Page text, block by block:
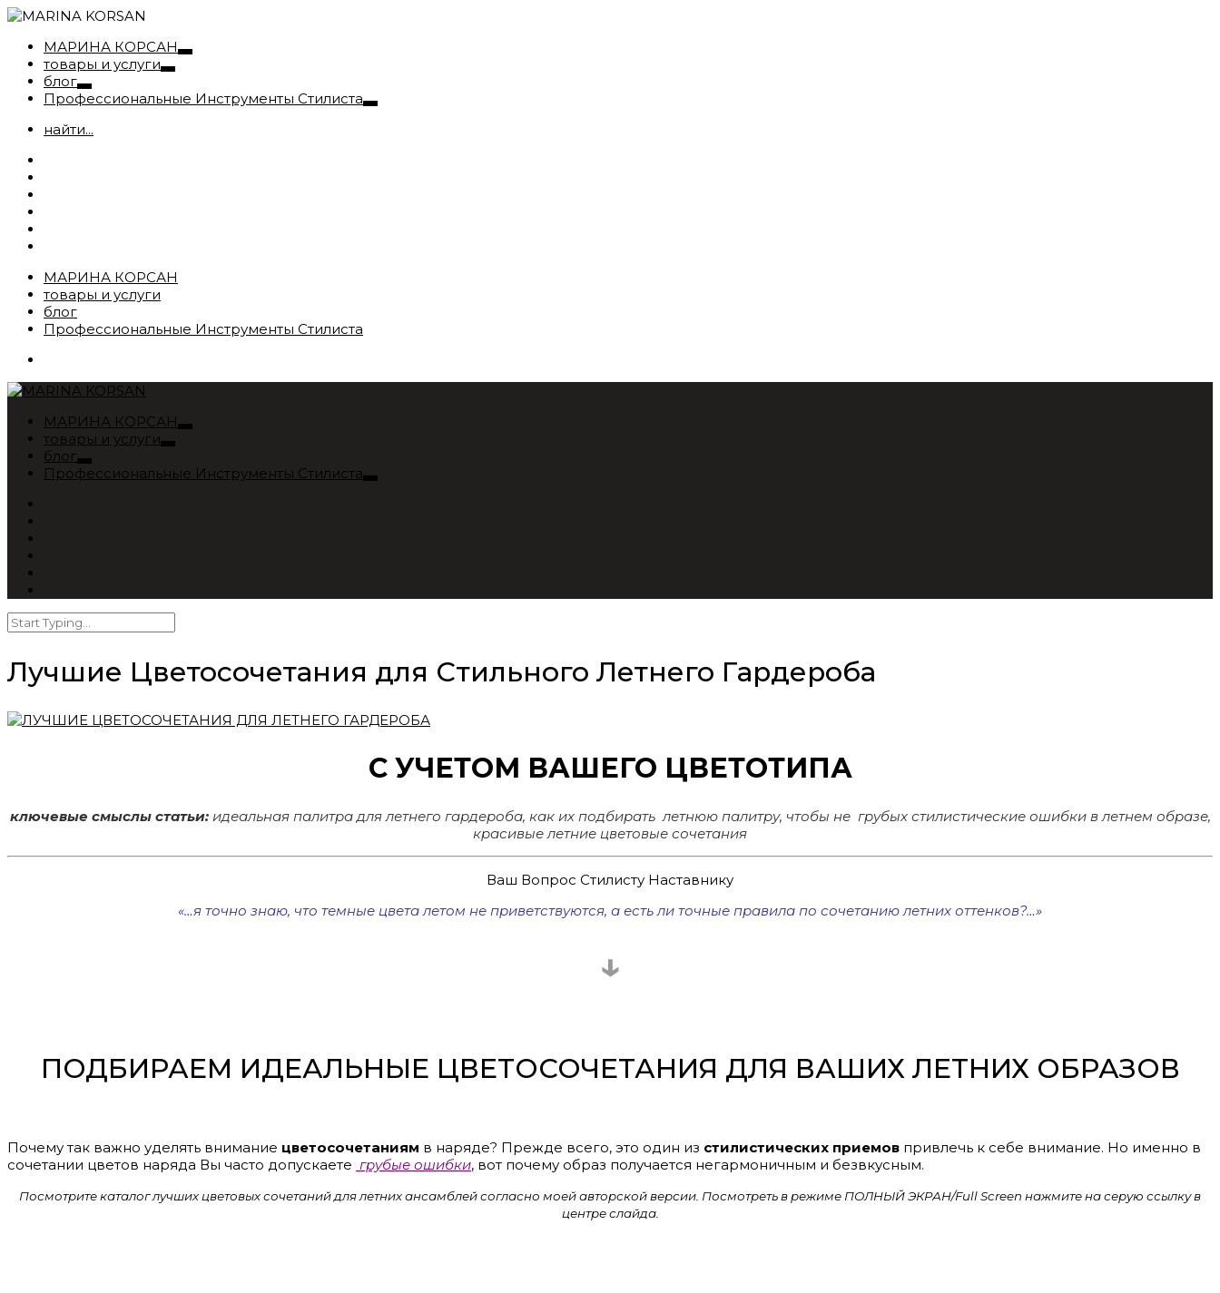
МАРИНА КОРСАН
товары и услуги
блог
Профессиональные Инструменты Стилиста
найти...
МАРИНА КОРСАН
товары и услуги
блог
Профессиональные Инструменты Стилиста
МАРИНА КОРСАН
товары и услуги
блог
Профессиональные Инструменты Стилиста
Лучшие Цветосочетания для Стильного Летнего Гардероба
С УЧЕТОМ ВАШЕГО ЦВЕТОТИПА
ключевые смыслы статьи:идеальная палитра для летнего гардероба, как их подбирать летнюю палитру, чтобы не грубых стилистические ошибки в летнем образе,
красивые летние цветовые сочетания
Ваш Вопрос Стилисту Наставнику
«…я точно знаю, что темные цвета летом не приветствуются, а есть ли точные правила по сочетанию летних оттенков?…»
↓
ПОДБИРАЕМ ИДЕАЛЬНЫЕ ЦВЕТОСОЧЕТАНИЯ ДЛЯ ВАШИХ ЛЕТНИХ ОБРАЗОВ
Почему так важно уделять внимание цветосочетаниям в наряде? Прежде всего, это один из стилистических приемов привлечь к себе внимание. Но именно в
сочетании цветов наряда Вы часто допускаете грубые ошибки, вот почему образ получается негармоничным и безвкусным.
Посмотрите каталог лучших цветовых сочетаний для летних ансамблей согласно моей авторской версии. Посмотреть в режиме ПОЛНЫЙ ЭКРАН/Full Screen нажмите на серую ссылку в
центре слайда.